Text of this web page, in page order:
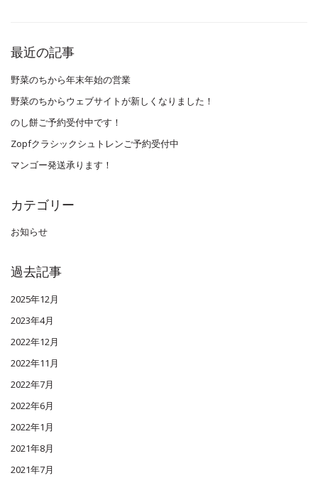
最近の記事
野菜のちから年末年始の営業
野菜のちからウェブサイトが新しくなりました！
のし餅ご予約受付中です！
Zopfクラシックシュトレンご予約受付中
マンゴー発送承ります！
カテゴリー
お知らせ
過去記事
2025年12月
2023年4月
2022年12月
2022年11月
2022年7月
2022年6月
2022年1月
2021年8月
2021年7月